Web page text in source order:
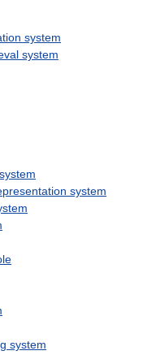
system
system
system
system